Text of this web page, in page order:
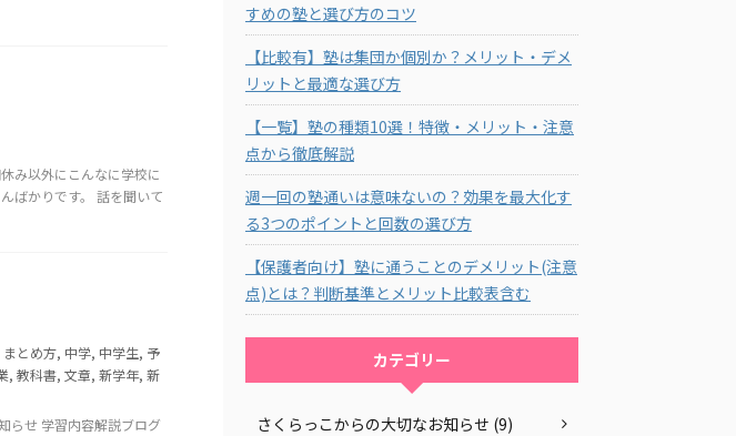
み以外にこんなに学校に
ばかりです。 話を聞いて
まとめ方, 中学, 中学生, 予
, 教科書, 文章, 新学年, 新
らせ 学習内容解説ブログ
すめの塾と選び方のコツ
【比較有】塾は集団か個別か？メリット・デメ
リットと最適な選び方
【一覧】塾の種類10選！特徴・メリット・注意
点から徹底解説
週一回の塾通いは意味ないの？効果を最大化す
る3つのポイントと回数の選び方
【保護者向け】塾に通うことのデメリット(注意
点)とは？判断基準とメリット比較表含む
カテゴリー
さくらっこからの大切なお知らせ (9)